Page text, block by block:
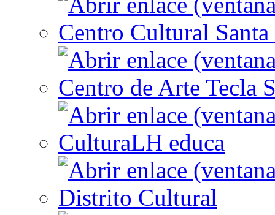
Centro Cultural
Centro de Arte Tecla
CulturaLH educa
Distrito Cultural